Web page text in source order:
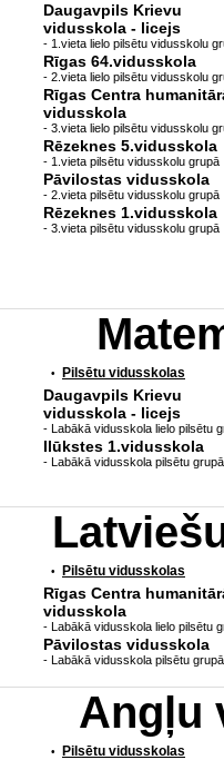
Daugavpils Krievu
vidusskola - licejs
- 1.vieta lielo pilsētu vidusskolu
Rīgas 64.vidusskola
- 2.vieta lielo pilsētu vidusskolu
Rīgas Centra
vidusskola
- 3.vieta lielo pilsētu vidusskolu
Rēzeknes 5.vidusskola
- 1.vieta pilsētu vidusskolu grupā
Pāvilostas vidusskola
- 2.vieta pilsētu vidusskolu grupā
Rēzeknes 1.vidusskola
- 3.vieta pilsētu vidusskolu grupā
• Pilsētu vidusskolas
Daugavpils Krievu
vidusskola - licejs
- Labākā vidusskola lielo pilsētu
Ilūkstes 1.vidusskola
- Labākā vidusskola pilsētu grupā
• Pilsētu vidusskolas
Rīgas Centra
vidusskola
- Labākā vidusskola lielo pilsētu
Pāvilostas vidusskola
- Labākā vidusskola pilsētu grupā
Angļu
• Pilsētu vidusskolas